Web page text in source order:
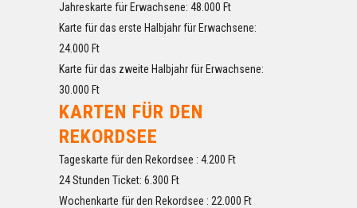
Jahreskarte für Erwachsene: 48.000 Ft
Karte für das erste Halbjahr für Erwachsene:
24.000 Ft
Karte für das zweite Halbjahr für Erwachsene:
30.000 Ft
KARTEN FÜR DEN
REKORDSEE
Tageskarte für den Rekordsee : 4.200 Ft
24 Stunden Ticket: 6.300 Ft
Wochenkarte für den Rekordsee : 22.000 Ft